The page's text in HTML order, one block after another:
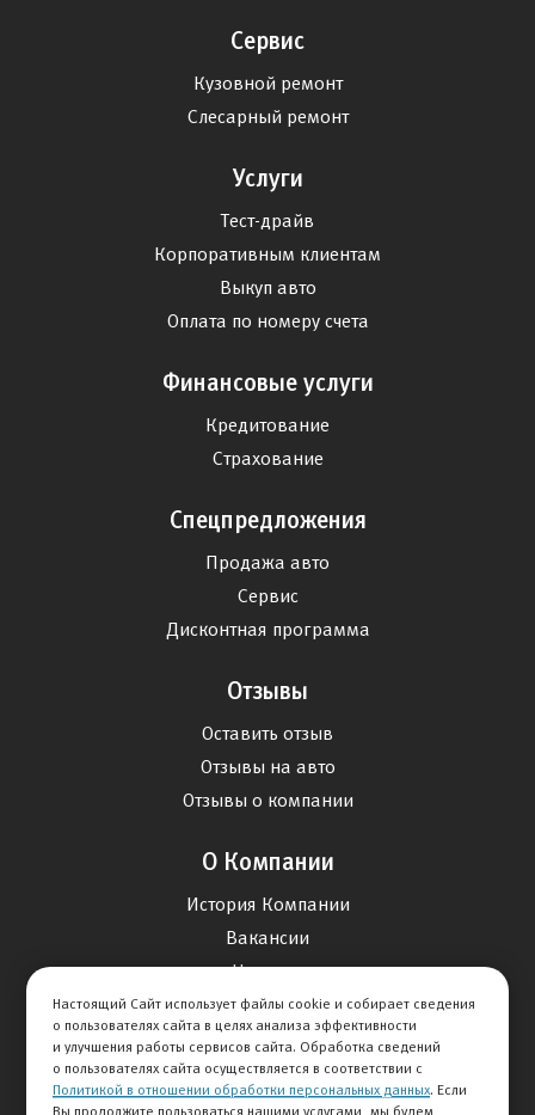
Сервис
Кузовной ремонт
Слесарный ремонт
Услуги
Тест-драйв
Корпоративным клиентам
Выкуп авто
Оплата по номеру счета
Финансовые услуги
Кредитование
Страхование
Спецпредложения
Продажа авто
Сервис
Дисконтная программа
Отзывы
Оставить отзыв
Отзывы на авто
Отзывы о компании
О Компании
История Компании
Вакансии
Новости
Карта сайта
Контакты
Настоящий Сайт использует файлы cookie и собирает сведения
о пользователях сайта в целях анализа эффективности
и улучшения работы сервисов сайта. Обработка сведений
о пользователях сайта осуществляется в соответствии с
Политикой в отношении обработки персональных данных. Если
Вы продолжите пользоваться нашими услугами, мы будем